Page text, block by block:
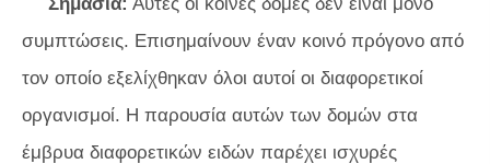
συμπτώσεις. Επισημαίνουν έναν κοινό πρόγονο από
τον οποίο εξελίχθηκαν όλοι αυτοί οι διαφορετικοί
οργανισμοί. Η παρουσία αυτών των δομών στα
έμβρυα διαφορετικών ειδών παρέχει ισχυρές